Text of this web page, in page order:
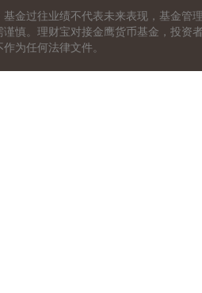
基金过往业绩不代表未来表现，基金管
谨慎。理财宝对接金鹰货币基金，投资
为任何法律文件。